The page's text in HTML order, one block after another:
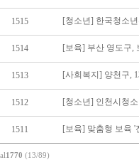
1515 [청소년] 한국청소
1514 [보육] 부산 영도구,
1513 [사회복지] 양천구,
1512 [청소년] 인천시청
1511 [보육] 맞춤형 보육 '
1770 (13/89)